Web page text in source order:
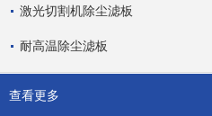
激光切割机除尘滤板
耐高温除尘滤板
查看更多